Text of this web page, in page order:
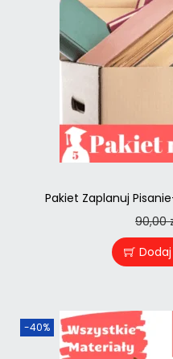
Pakiet Zaplanuj
90,00
-40%